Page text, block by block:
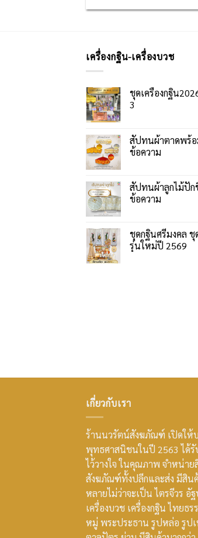
เครื่องกฐิน-เครื่องบวช
ชุดเครื่องกฐิน
3
สัปทนผ้าตาดพร้
ข้อความ
สัปทนผ้าลูกไม้ปัก
ข้อความ
ชุดกฐินศรีมงคล
รุ่นใหม่ปี 2569
เกี่ยวกับเรา
ร้านนวรัตน์สังฆภัณฑ์ เปิดให้
พุทธศาสนิชนในปี 2563 ได้รั
ไว้วางใจ ในคุณภาพ จำหน่าย
สังฆภัณฑ์ทั้งปลีกและส่ง มีสิน
หลายไม่ว่าจะเป็น ไตรจีวร อั
เครื่องบวช เครื่องกฐิน ไทยธร
หมู่ พระประธาน รูปหล่อ รูป